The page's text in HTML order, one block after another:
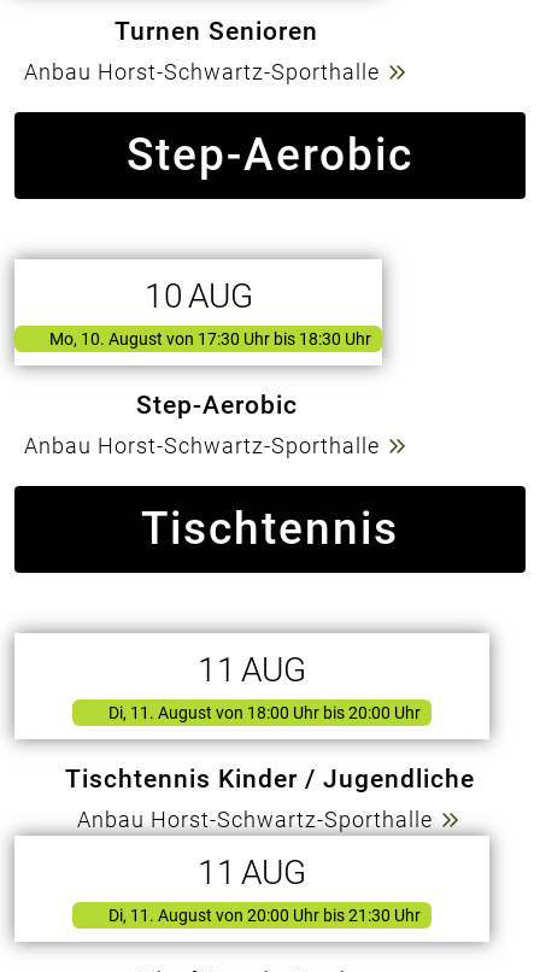
Turnen Senioren
Anbau Horst-Schwartz-Sporthalle
Step-Aerobic
10 AUG
Mo, 10. August von 17:30 Uhr bis 18:30 Uhr
Step-Aerobic
Anbau Horst-Schwartz-Sporthalle
Tischtennis
11 AUG
Di, 11. August von 18:00 Uhr bis 20:00 Uhr
Tischtennis Kinder / Jugendliche
Anbau Horst-Schwartz-Sporthalle
11 AUG
Di, 11. August von 20:00 Uhr bis 21:30 Uhr